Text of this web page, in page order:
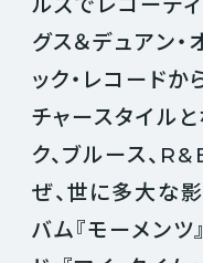
ルズでレコーディ
グス＆デュアン・
ック・レコードか
チャースタイル
ク、ブルース、
ぜ、世に多大な
バム『モーメンツ